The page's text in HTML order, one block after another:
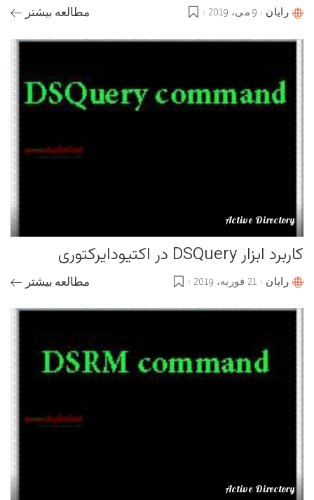
Postedرایان 9 می، 2019 مطالعه بیشتر
Active Directory
کاربرد ابزار DSQuery در اکتیودایرکتوری
Postedرایان 21 فوریه، 2019 مطالعه بیشتر
Active Directory